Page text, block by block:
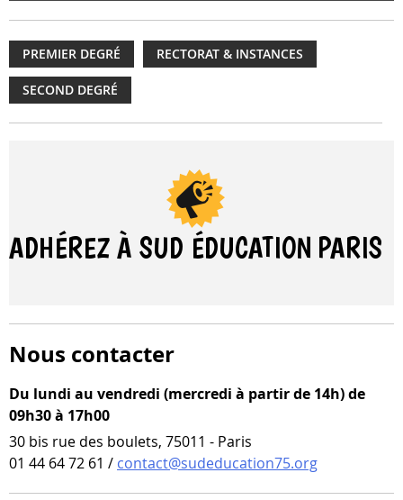
PREMIER DEGRÉ RECTORAT & INSTANCES
SECOND DEGRÉ
ADHÉREZ À SUD ÉDUCATION PARIS
Nous contacter
Du lundi au vendredi (mercredi à partir de 14h) de
09h30 à 17h00
30 bis rue des boulets, 75011 - Paris
01 44 64 72 61 / contact@sudeducation75.org